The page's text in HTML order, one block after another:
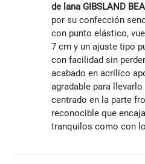
de lana GIBSLAND
por su confección
con punto elástico,
7 cm y un ajuste tipo
con facilidad sin
acabado en acrílico
agradable para
centrado en la parte
reconocible que
tranquilos como con